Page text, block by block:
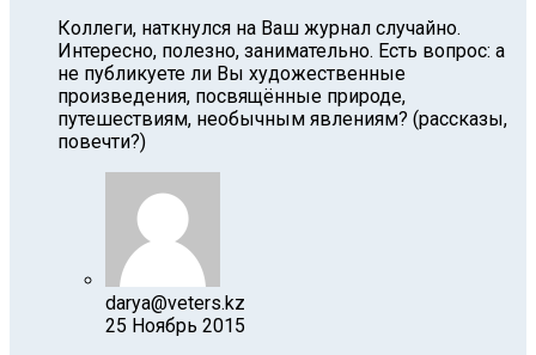
Коллеги, наткнулся на Ваш журнал случайно.
Интересно, полезно, занимательно. Есть вопрос: а
не публикуете ли Вы художественные
произведения, посвящённые природе,
путешествиям, необычным явлениям? (рассказы,
повечти?)
darya@veters.kz
25 Ноябрь 2015